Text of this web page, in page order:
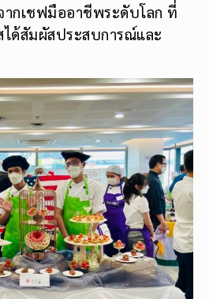
กเชฟมืออาชีพระดับโลก ที่
ด้สัมผัสประสบการณ์และ